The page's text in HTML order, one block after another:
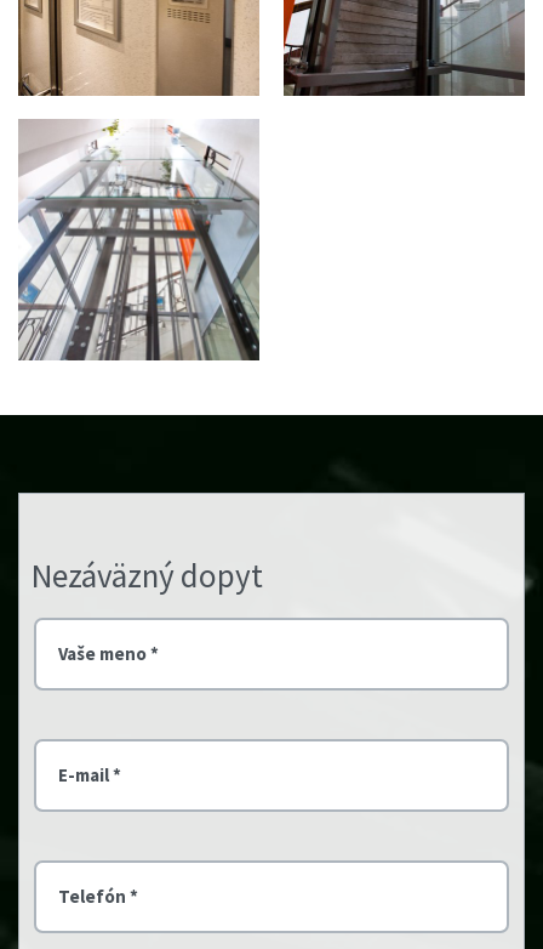
Nezáväzný dopyt
Vaše meno *
E-mail *
Telefón *